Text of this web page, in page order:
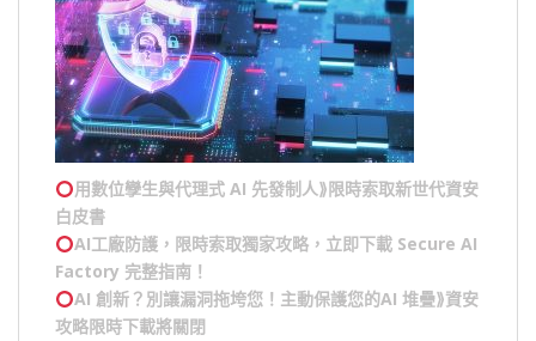
用數位孿生與代理式 AI 先發制人⟫限時索取新世代資安
白皮書
AI工廠防護，限時索取獨家攻略，立即下載 Secure AI
Factory 完整指南！
AI 創新？別讓漏洞拖垮您！主動保護您的AI 堆疊⟫資安
攻略限時下載將關閉